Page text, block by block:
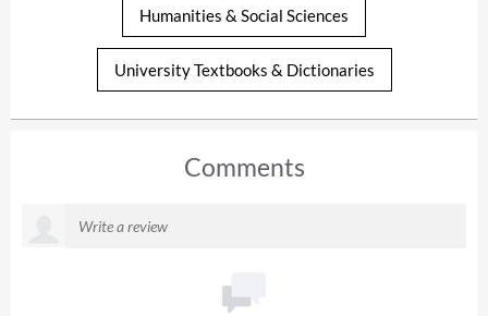
Humanities & Social Sciences
University Textbooks & Dictionaries
Comments